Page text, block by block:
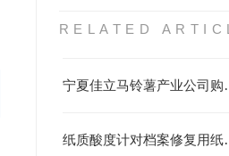
RELATED
宁夏佳立马
纸质酸度计